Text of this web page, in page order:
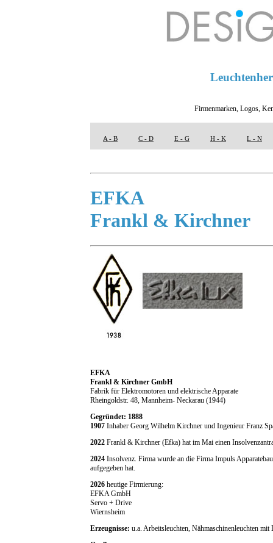
Firmenmarken, Logos,
A - B C - D E - G H - K L - N
EFKA
Frankl & Kirchner
EFKA
Frankl & Kirchner GmbH
Fabrik für Elektromotoren und elektrische Apparate
Rheingoldstr. 48, Mannheim- Neckarau (1944)
Gegründet: 1888
1907 Inhaber Georg Wilhelm Kirchner und Ingenieur Franz
2022 Frankl & Kirchner (Efka) hat im Mai einen
2024 Insolvenz. Firma wurde an die Firma Impuls
aufgegeben hat.
2026 heutige Firmierung:
EFKA GmbH
Servo + Drive
Wiernsheim
Erzeugnisse: u.a. Arbeitsleuchten, Nähmaschinenleuchten